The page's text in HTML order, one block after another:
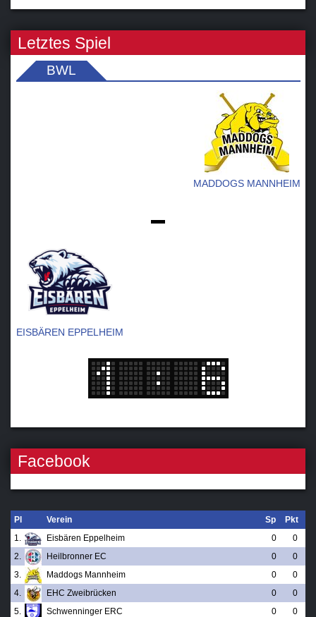
Letztes Spiel
BWL
MADDOGS MANNHEIM
-
EISBÄREN EPPELHEIM
Facebook
Pl Verein Sp
Pkt
1.
Eisbären Eppelheim 0
0
2.
Heilbronner EC 0
0
3.
Maddogs Mannheim 0
0
4.
EHC Zweibrücken 0
0
5.
Schwenninger ERC 0
0